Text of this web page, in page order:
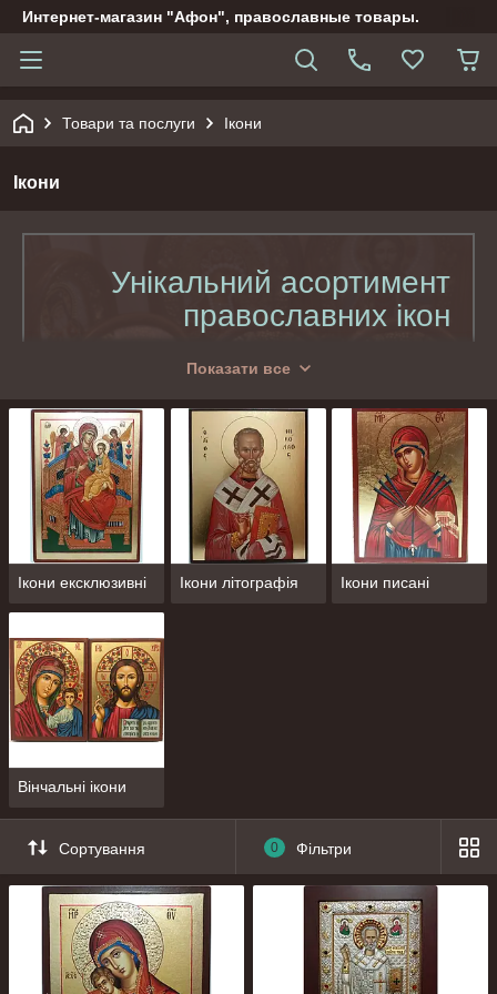
Интернет-магазин "Афон", православные товары.
Товари та послуги Ікони
Ікони
Унікальний асортимент
православних ікон
Понад200
видів освячених ікон, привезених з Греції,
рідкісні, ексклюзивні пропозиції. Дисконтна система
оплати, мінімальні терміни доставки по всій країні за
1-3дні.
Подивитися вітрину
Ікона Семистрельная
Грецька рукописна ікона, виконана на полотні, старому
дереві на основі сусального золота. «Семистрельная»
Богородиця допомагає в хворобах і захищає будинок.
Габарити — 145×110 мм.
Показати все
Ікони ексклюзивні Ікони літографія Ікони писані
Вінчальні ікони
Сортування 0 Фільтри